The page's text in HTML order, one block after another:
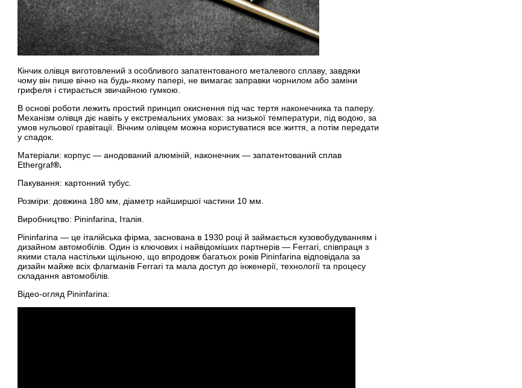
Кінчик олівця виготовлений з особливого запатентованого металевого сплаву, завдяки
чому він пише вічно на будь-якому папері, не вимагає заправки чорнилом або заміни
грифеля і стирається звичайною гумкою.
В основі роботи лежить простий принцип окиснення під час тертя наконечника та паперу.
Механізм олівця діє навіть у екстремальних умовах: за низької температури, під водою, за
умов нульової гравітації. Вічним олівцем можна користуватися все життя, а потім передати
у спадок.
Матеріали: корпус — анодований алюміній, наконечник — запатентований сплав
Ethergraf®.
Пакування: картонний тубус.
Розміри: довжина 180 мм, діаметр найширшої частини 10 мм.
Виробництво: Pininfarina, Італія.
Pininfarina — це італійська фірма, заснована в 1930 році й займається кузовобудуванням і
дизайном автомобілів. Один із ключових і найвідоміших партнерів — Ferrari, співпраця з
якими стала настільки щільною, що впродовж багатьох років Pininfarina відповідала за
дизайн майже всіх флагманів Ferrari та мала доступ до інженерії, технології та процесу
складання автомобілів.
Відео-огляд Pininfarina: